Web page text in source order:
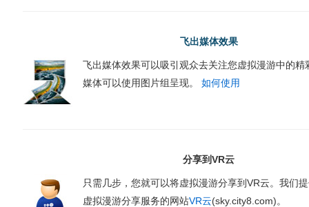
飞出媒体效果
飞出媒体效果可以吸引观众去关注您虚拟漫游中的精
媒体可以使用图片组呈现。 如何使用
分享到VR云
只需几步，您就可以将虚拟漫游分享到VR云。我们
虚拟漫游分享服务的网站VR云(sky.city8.com)。